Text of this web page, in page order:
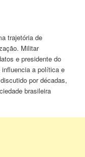
trajetória de
Militar
e presidente do
a política e
por décadas,
brasileira